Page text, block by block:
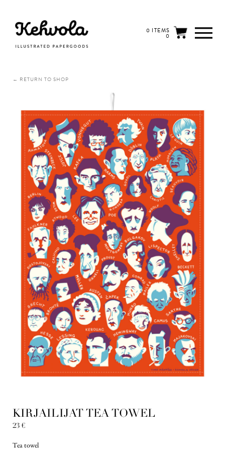
0 ITEMS
0
← RETURN TO SHOP
KIRJAILIJAT TEA TOWEL
23 €
Tea towel